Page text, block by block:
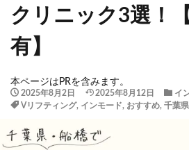
クリニック3選！
有】
本ページはPRを含みます。
2025年8月2日 2025年8月12日
イ
Vリフティング, インモード, おすすめ, 千葉県